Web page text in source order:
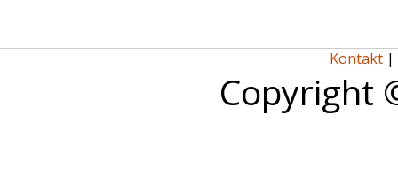
Kontakt |
Copyright